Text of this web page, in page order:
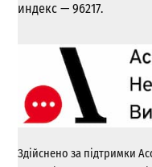
индекс — 96217.
Здійснено за підтримки